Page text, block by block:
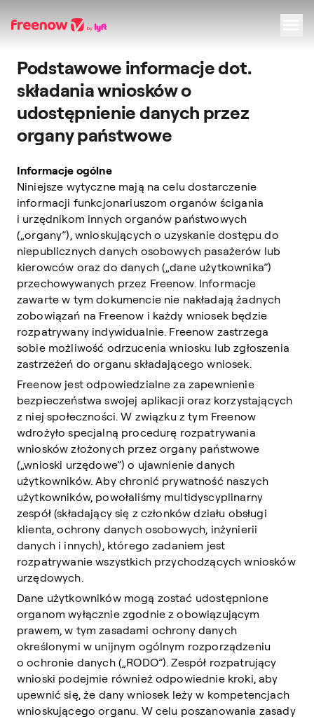
Navigation
Inhalt
Fußzeile
Podstawowe informacje dot.
składania wniosków o
udostępnienie danych przez
organy państwowe
Informacje ogólne
Niniejsze wytyczne mają na celu dostarczenie
informacji funkcjonariuszom organów ścigania
i urzędnikom innych organów państwowych
(„organy”), wnioskujących o uzyskanie dostępu do
niepublicznych danych osobowych pasażerów lub
kierowców oraz do danych („dane użytkownika”)
przechowywanych przez Freenow. Informacje
zawarte w tym dokumencie nie nakładają żadnych
zobowiązań na Freenow i każdy wniosek będzie
rozpatrywany indywidualnie. Freenow zastrzega
sobie możliwość odrzucenia wniosku lub zgłoszenia
zastrzeżeń do organu składającego wniosek.
Freenow jest odpowiedzialne za zapewnienie
bezpieczeństwa swojej aplikacji oraz korzystających
z niej społeczności. W związku z tym Freenow
wdrożyło specjalną procedurę rozpatrywania
wniosków złożonych przez organy państwowe
(„wnioski urzędowe”) o ujawnienie danych
użytkowników. Aby chronić prywatność naszych
użytkowników, powołaliśmy multidyscyplinarny
zespół (składający się z członków działu obsługi
klienta, ochrony danych osobowych, inżynierii
danych i innych), którego zadaniem jest
rozpatrywanie wszystkich przychodzących wniosków
urzędowych.
Dane użytkowników mogą zostać udostępnione
organom wyłącznie zgodnie z obowiązującym
prawem, w tym zasadami ochrony danych
określonymi w unijnym ogólnym rozporządzeniu
o ochronie danych („RODO”). Zespół rozpatrujący
wnioski podejmie również odpowiednie kroki, aby
upewnić się, że dany wniosek leży w kompetencjach
wnioskującego organu. W celu poszanowania zasady